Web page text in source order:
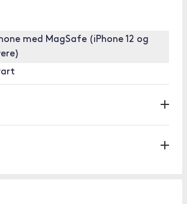
med MagSafe (iPhone 12 og